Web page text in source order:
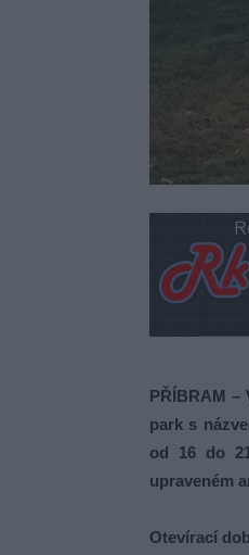
PŘÍBRAM –
park s
od 16 do
upraveném
Otevírací